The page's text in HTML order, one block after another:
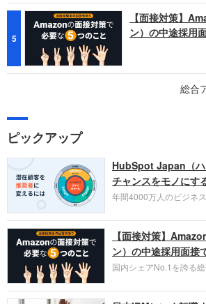
5
【面接対策】
ン）の中途採用
総合
ピックアップ
HubSpot Japan（
チャンスをモノにす
年間4000万人のビジネ
お勧めするイチオシ企
ラウド型CRMプラット
HubSpot Japan（ハブス
社です。採用面接対策の
い。
【面接対策】
ン）の中途採用面接
国内シェアNo.1を誇る
圧倒的な存在感を持つ